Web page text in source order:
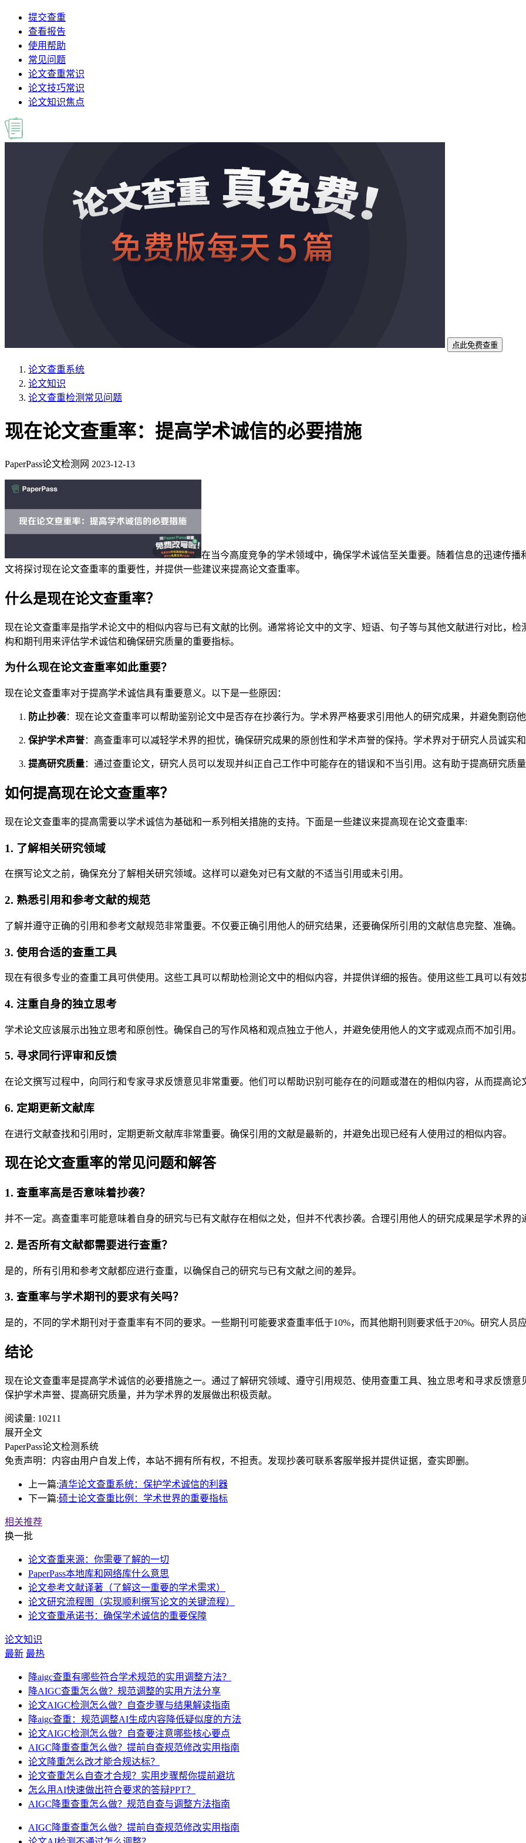
提交查重
查看报告
使用帮助
常见问题
论文查重常识
论文技巧常识
论文知识焦点
点此免费查重
论文查重系统
论文知识
论文查重检测常见问题
现在论文查重率：提高学术诚信的必要措施
PaperPass论文检测网 2023-12-13
在当今高度竞争的学术领域中，确保学术诚信至关重要。随着信息的迅速传
文将探讨现在论文查重率的重要性，并提供一些建议来提高论文查重率。
什么是现在论文查重率？
现在论文查重率是指学术论文中的相似内容与已有文献的比例。通常将论文中的文字、短语、句子等与其他文献进行对比，
构和期刊用来评估学术诚信和确保研究质量的重要指标。
为什么现在论文查重率如此重要？
现在论文查重率对于提高学术诚信具有重要意义。以下是一些原因：
防止抄袭：现在论文查重率可以帮助鉴别论文中是否存在抄袭行为。学术界严格要求引用他人的研究成果，并避免剽窃他
保护学术声誉：高查重率可以减轻学术界的担忧，确保研究成果的原创性和学术声誉的保持。学术界对于研究人员诚实
提高研究质量：通过查重论文，研究人员可以发现并纠正自己工作中可能存在的错误和不当引用。这有助于提高研究质
如何提高现在论文查重率？
现在论文查重率的提高需要以学术诚信为基础和一系列相关措施的支持。下面是一些建议来提高现在论文查重率:
1. 了解相关研究领域
在撰写论文之前，确保充分了解相关研究领域。这样可以避免对已有文献的不适当引用或未引用。
2. 熟悉引用和参考文献的规范
了解并遵守正确的引用和参考文献规范非常重要。不仅要正确引用他人的研究结果，还要确保所引用的文献信息完整、准确。
3. 使用合适的查重工具
现在有很多专业的查重工具可供使用。这些工具可以帮助检测论文中的相似内容，并提供详细的报告。使用这些工具可以有效
4. 注重自身的独立思考
学术论文应该展示出独立思考和原创性。确保自己的写作风格和观点独立于他人，并避免使用他人的文字或观点而不加引用。
5. 寻求同行评审和反馈
在论文撰写过程中，向同行和专家寻求反馈意见非常重要。他们可以帮助识别可能存在的问题或潜在的相似内容，从而提高论
6. 定期更新文献库
在进行文献查找和引用时，定期更新文献库非常重要。确保引用的文献是最新的，并避免出现已经有人使用过的相似内容。
现在论文查重率的常见问题和解答
1. 查重率高是否意味着抄袭？
并不一定。高查重率可能意味着自身的研究与已有文献存在相似之处，但并不代表抄袭。合理引用他人的研究成果是学术界的
2. 是否所有文献都需要进行查重？
是的，所有引用和参考文献都应进行查重，以确保自己的研究与已有文献之间的差异。
3. 查重率与学术期刊的要求有关吗？
是的，不同的学术期刊对于查重率有不同的要求。一些期刊可能要求查重率低于10%，而其他期刊则要求低于20%。研究人员
结论
现在论文查重率是提高学术诚信的必要措施之一。通过了解研究领域、遵守引用规范、使用查重工具、独立思考和寻求反馈
保护学术声誉、提高研究质量，并为学术界的发展做出积极贡献。
阅读量: 10211
展开全文
PaperPass论文检测系统
免责声明：内容由用户自发上传，本站不拥有所有权，不担责。发现抄袭可联系客服举报并提供证据，查实即删。
上一篇:清华论文查重系统：保护学术诚信的利器
下一篇:硕士论文查重比例：学术世界的重要指标
相关推荐
换一批
论文查重来源：你需要了解的一切
PaperPass本地库和网络库什么意思
论文参考文献译著（了解这一重要的学术需求）
论文研究流程图（实现顺利撰写论文的关键流程）
论文查重承诺书：确保学术诚信的重要保障
论文知识
最新 最热
降aigc查重有哪些符合学术规范的实用调整方法？
降AIGC查重怎么做？规范调整的实用方法分享
论文AIGC检测怎么做？自查步骤与结果解读指南
降aigc查重：规范调整AI生成内容降低疑似度的方法
论文AIGC检测怎么做？自查要注意哪些核心要点
AIGC降重查重怎么做？提前自查规范修改实用指南
论文降重怎么改才能合规达标？
论文查重怎么自查才合规？实用步骤帮你提前避坑
怎么用AI快速做出符合要求的答辩PPT？
AIGC降重查重怎么做？规范自查与调整方法指南
AIGC降重查重怎么做？提前自查规范修改实用指南